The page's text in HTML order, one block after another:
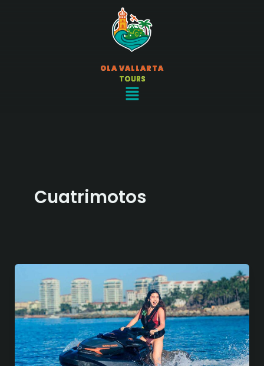
OLA VALLARTA
TOURS
Menú
Cuatrimotos